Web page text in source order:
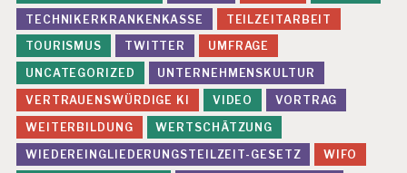
TECHNIKERKRANKENKASSE
TEILZEITARBEIT
TOURISMUS
TWITTER
UMFRAGE
UNCATEGORIZED
UNTERNEHMENSKULTUR
VERTRAUENSWÜRDIGE KI
VIDEO
VORTRAG
WEITERBILDUNG
WERTSCHÄTZUNG
WIEDEREINGLIEDERUNGSTEILZEIT-GESETZ
WIFO